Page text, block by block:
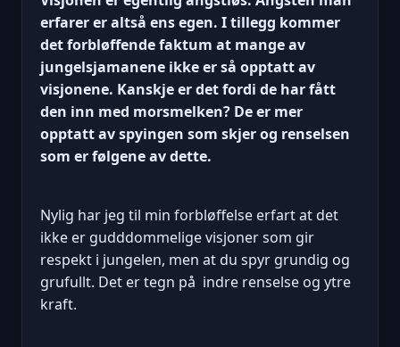
erfarer er altså ens egen. I tillegg kommer
det forbløffende faktum at mange av
jungelsjamanene ikke er så opptatt av
visjonene. Kanskje er det fordi de har fått
den inn med morsmelken? De er mer
opptatt av spyingen som skjer og renselsen
som er følgene av dette.
Nylig har jeg til min forbløffelse erfart at det
ikke er gudddommelige visjoner som gir
respekt i jungelen, men at du spyr grundig og
grufullt. Det er tegn på indre renselse og ytre
kraft.